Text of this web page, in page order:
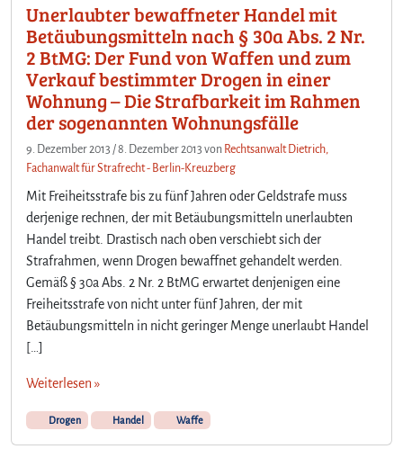
Unerlaubter bewaffneter Handel mit
Betäubungsmitteln nach § 30a Abs. 2 Nr.
2 BtMG: Der Fund von Waffen und zum
Verkauf bestimmter Drogen in einer
Wohnung – Die Strafbarkeit im Rahmen
der sogenannten Wohnungsfälle
9. Dezember 2013 /8. Dezember 2013 von Rechtsanwalt Dietrich,
Fachanwalt für Strafrecht - Berlin-Kreuzberg
Mit Freiheitsstrafe bis zu fünf Jahren oder Geldstrafe muss
derjenige rechnen, der mit Betäubungsmitteln unerlaubten
Handel treibt. Drastisch nach oben verschiebt sich der
Strafrahmen, wenn Drogen bewaffnet gehandelt werden.
Gemäß § 30a Abs. 2 Nr. 2 BtMG erwartet denjenigen eine
Freiheitsstrafe von nicht unter fünf Jahren, der mit
Betäubungsmitteln in nicht geringer Menge unerlaubt Handel
[…]
Weiterlesen »
Drogen Handel Waffe